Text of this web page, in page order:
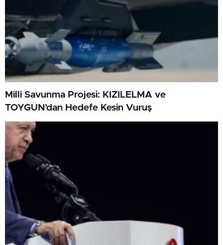
Milli Savunma Projesi: KIZILELMA ve
TOYGUN’dan Hedefe Kesin Vuruş